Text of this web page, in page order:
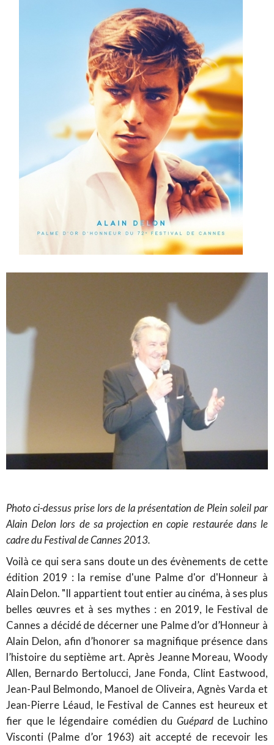
Photo ci-dessus prise lors de la présentation de Plein soleil par
Alain Delon lors de sa projection en copie restaurée dans le
cadre du Festival de Cannes 2013.
Voilà ce qui sera sans doute un des évènements de cette
édition 2019 : la remise d'une Palme d'or d'Honneur à
Alain Delon. "Il appartient tout entier au cinéma, à ses plus
belles œuvres et à ses mythes : en 2019, le Festival de
Cannes a décidé de décerner une Palme d’or d’Honneur à
Alain Delon, afin d’honorer sa magnifique présence dans
l’histoire du septième art. Après Jeanne Moreau, Woody
Allen, Bernardo Bertolucci, Jane Fonda, Clint Eastwood,
Jean-Paul Belmondo, Manoel de Oliveira, Agnès Varda et
Jean-Pierre Léaud, le Festival de Cannes est heureux et
fier que le légendaire comédien du Guépard de Luchino
Visconti (Palme d’or 1963) ait accepté de recevoir les